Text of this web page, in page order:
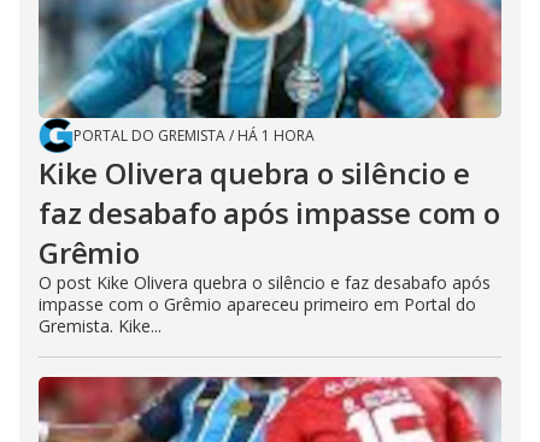
PORTAL DO GREMISTA/ HÁ 1 HORA
Kike Olivera quebra o silêncio e
faz desabafo após impasse com o
Grêmio
O post Kike Olivera quebra o silêncio e faz desabafo após
impasse com o Grêmio apareceu primeiro em Portal do
Gremista. Kike...